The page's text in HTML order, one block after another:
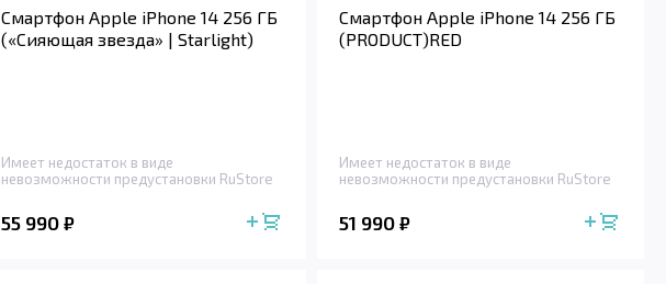
Смартфон Apple iPhone 14 256 ГБ
(«Сияющая звезда» | Starlight)
Имеет недостаток в виде
невозможности предустановки RuStore
55 990 ₽
Смартфон Apple iPhone 14 256 ГБ
(PRODUCT)RED
Имеет недостаток в виде
невозможности предустановки RuStore
51 990 ₽